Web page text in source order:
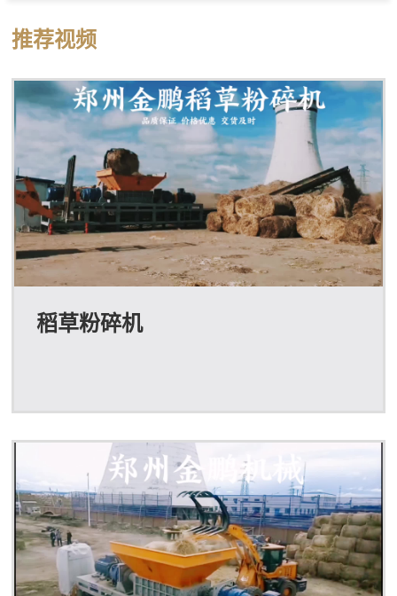
轴刀辊，四轴刀辊，粗破碎刀辊。因而我们可以把轮胎撕
碎机分为四类：单轴轮胎撕碎机，双轴轮胎撕碎机，四轴
轮胎撕碎机，粗轮胎撕碎机。轮胎撕碎机用途：1、节省
运输成本，填埋费用。生活中部分垃圾的非常大，例如：
家具垃圾，木材垃圾…如果我们直接把它拉到填埋...
推荐视频
稻草粉碎机